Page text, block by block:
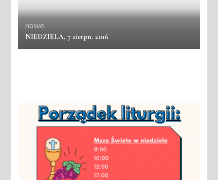
nowe
NIEDZIELA, 7 sierpn. 2016